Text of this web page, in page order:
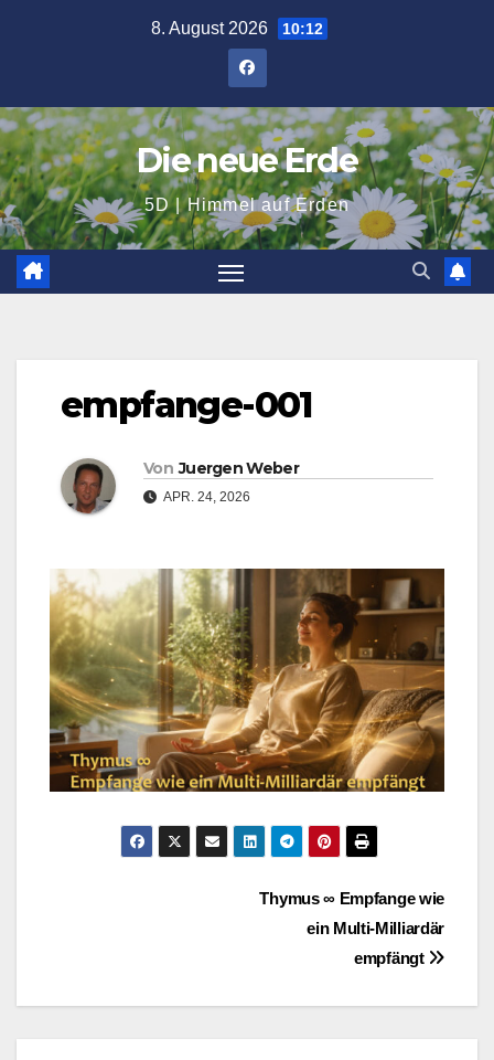
8. August 2026 10:12
Die neue Erde
5D | Himmel auf Erden
empfange-001
Von Juergen Weber
APR. 24, 2026
Beitragsnavigation
Thymus ∞ Empfange wie
ein Multi-Milliardär
empfängt